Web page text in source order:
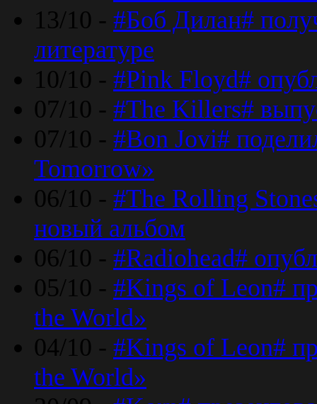
13/10 - #Боб Дилан#
литературе
10/10 - #Pink Floyd#
07/10 - #The Killers#
07/10 - #Bon Jovi#
Tomorrow»
06/10 - #The Rolling
новый альбом
06/10 - #Radiohead#
05/10 - #Kings of Leon#
the World»
04/10 - #Kings of Leon#
the World»